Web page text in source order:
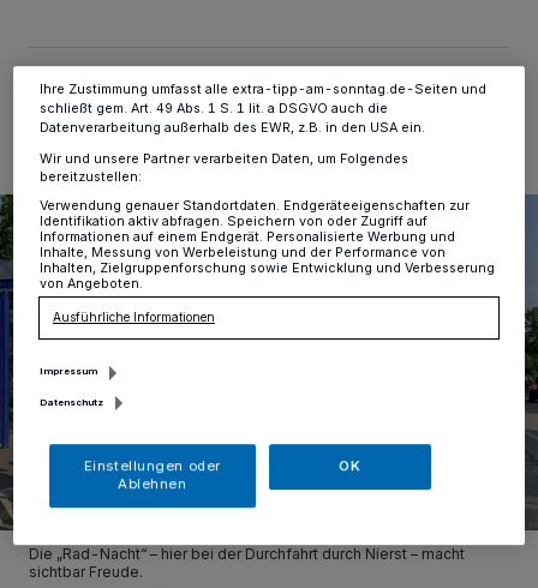
14.05.2025 , 10:00 Uhr 2 Minuten Lesezeit
Die „Rad-Nacht“ – hier bei der Durchfahrt durch Nierst – macht
sichtbar Freude.
Ihre Zustimmung umfasst alle extra-tipp-am-sonntag.de-Seiten und
schließt gem. Art. 49 Abs. 1 S. 1 lit. a DSGVO auch die
Datenverarbeitung außerhalb des EWR, z.B. in den USA ein.
Wir und unsere Partner verarbeiten Daten, um Folgendes
bereitzustellen:
Verwendung genauer Standortdaten. Endgeräteeigenschaften zur
Identifikation aktiv abfragen. Speichern von oder Zugriff auf
Informationen auf einem Endgerät. Personalisierte Werbung und
Inhalte, Messung von Werbeleistung und der Performance von
Inhalten, Zielgruppenforschung sowie Entwicklung und Verbesserung
von Angeboten.
Ausführliche Informationen
Impressum
Datenschutz
Einstellungen oder
Ablehnen
OK